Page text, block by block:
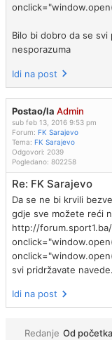
Bilo bi dobro da se
nesporazuma
Idi na post
Postao/la Admin
sub feb 13, 2016 9:53 pm
Forum: FK Sarajevo
Tema: FK Sarajevo
Odgovori: 2039
Pogledano: 802258
Re: FK Sarajevo
Da se ne bi krvili
gdje sve možete reći
http://
svi pridržavate
Idi na post
Redanje Od početka